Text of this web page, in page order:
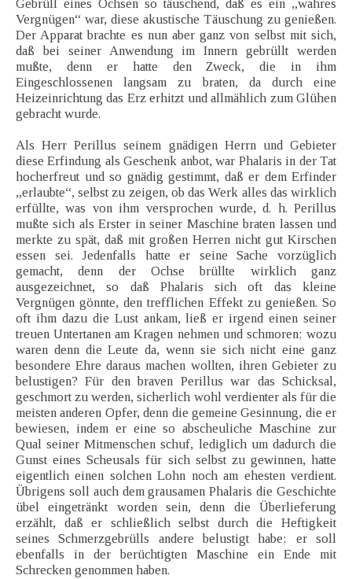
Gebrüll eines Ochsen so täuschend, daß es ein „wahres
Vergnügen“ war, diese akustische Täuschung zu genießen.
Der Apparat brachte es nun aber ganz von selbst mit sich,
daß bei seiner Anwendung im Innern gebrüllt werden
mußte, denn er hatte den Zweck, die in ihm
Eingeschlossenen langsam zu braten, da durch eine
Heizeinrichtung das Erz erhitzt und allmählich zum Glühen
gebracht wurde.
Als Herr Perillus seinem gnädigen Herrn und Gebieter
diese Erfindung als Geschenk anbot, war Phalaris in der Tat
hocherfreut und so gnädig gestimmt, daß er dem Erfinder
„erlaubte“, selbst zu zeigen, ob das Werk alles das wirklich
erfüllte, was von ihm versprochen wurde, d. h. Perillus
mußte sich als Erster in seiner Maschine braten lassen und
merkte zu spät, daß mit großen Herren nicht gut Kirschen
essen sei. Jedenfalls hatte er seine Sache vorzüglich
gemacht, denn der Ochse brüllte wirklich ganz
ausgezeichnet, so daß Phalaris sich oft das kleine
Vergnügen gönnte, den trefflichen Effekt zu genießen. So
oft ihm dazu die Lust ankam, ließ er irgend einen seiner
treuen Untertanen am Kragen nehmen und schmoren; wozu
waren denn die Leute da, wenn sie sich nicht eine ganz
besondere Ehre daraus machen wollten, ihren Gebieter zu
belustigen? Für den braven Perillus war das Schicksal,
geschmort zu werden, sicherlich wohl verdienter als für die
meisten anderen Opfer, denn die gemeine Gesinnung, die er
bewiesen, indem er eine so abscheuliche Maschine zur
Qual seiner Mitmenschen schuf, lediglich um dadurch die
Gunst eines Scheusals für sich selbst zu gewinnen, hatte
eigentlich einen solchen Lohn noch am ehesten verdient.
Übrigens soll auch dem grausamen Phalaris die Geschichte
übel eingetränkt worden sein, denn die Überlieferung
erzählt, daß er schließlich selbst durch die Heftigkeit
seines Schmerzgebrülls andere belustigt habe; er soll
ebenfalls in der berüchtigten Maschine ein Ende mit
Schrecken genommen haben.